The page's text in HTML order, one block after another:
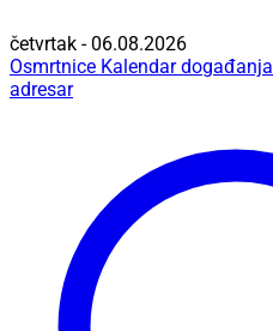
četvrtak - 06.08.2026
Osmrtnice Kalendar događanja
adresar